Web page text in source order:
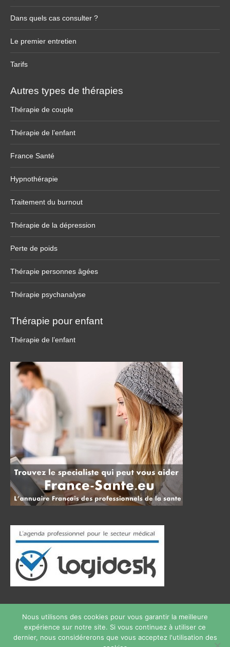
Dans quels cas consulter ?
Le premier entretien
Tarifs
Autres types de thérapies
Thérapie de couple
Thérapie de l’enfant
France Santé
Hypnothérapie
Traitement du burnout
Thérapie de la dépression
Perte de poids
Thérapie personnes âgées
Thérapie psychanalyse
Thérapie pour enfant
Thérapie de l’enfant
Copyright © 2026therapie phobieTous droits réservés.
Nous utilisons des cookies pour vous garantir la meilleure
expérience sur notre site. Si vous continuez à utiliser ce
dernier, nous considérerons que vous acceptez l'utilisation des